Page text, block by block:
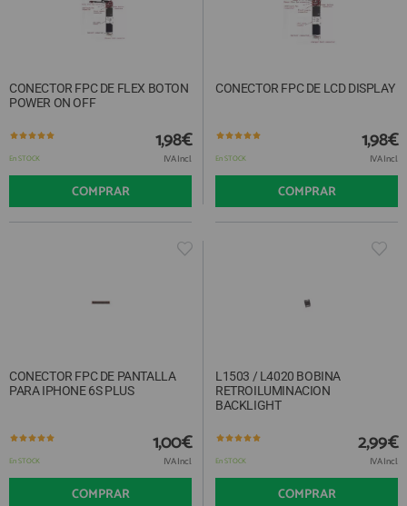
CONECTOR FPC DE FLEX BOTON
POWER ON OFF
En STOCK
1,98€
IVA Incl.
COMPRAR
CONECTOR FPC DE LCD DISPLAY
En STOCK
1,98€
IVA Incl.
COMPRAR
CONECTOR FPC DE PANTALLA
PARA IPHONE 6S PLUS
En STOCK
1,00€
IVA Incl.
COMPRAR
L1503 / L4020 BOBINA
RETROILUMINACION
BACKLIGHT
En STOCK
2,99€
IVA Incl.
COMPRAR